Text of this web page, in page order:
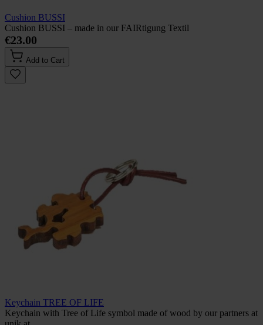
Cushion BUSSI
Cushion BUSSI – made in our FAIRtigung Textil
€23.00
Add to Cart
Keychain TREE OF LIFE
Keychain with Tree of Life symbol made of wood by our partners at